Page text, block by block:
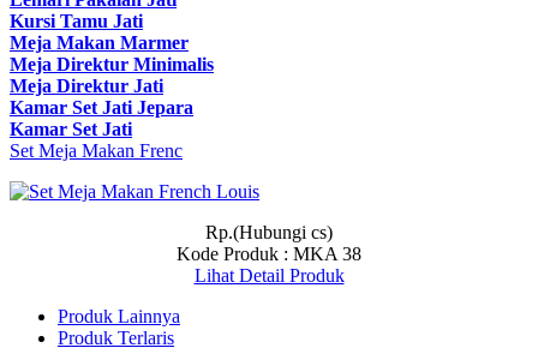
Kursi Tamu Jati
Meja Makan Marmer
Meja Direktur Minimalis
Meja Direktur Jati
Kamar Set Jati Jepara
Kamar Set Jati
Set Meja Makan Frenc
Rp.(Hubungi cs)
Kode Produk : MKA 38
Lihat Detail Produk
Produk Lainnya
Produk Terlaris